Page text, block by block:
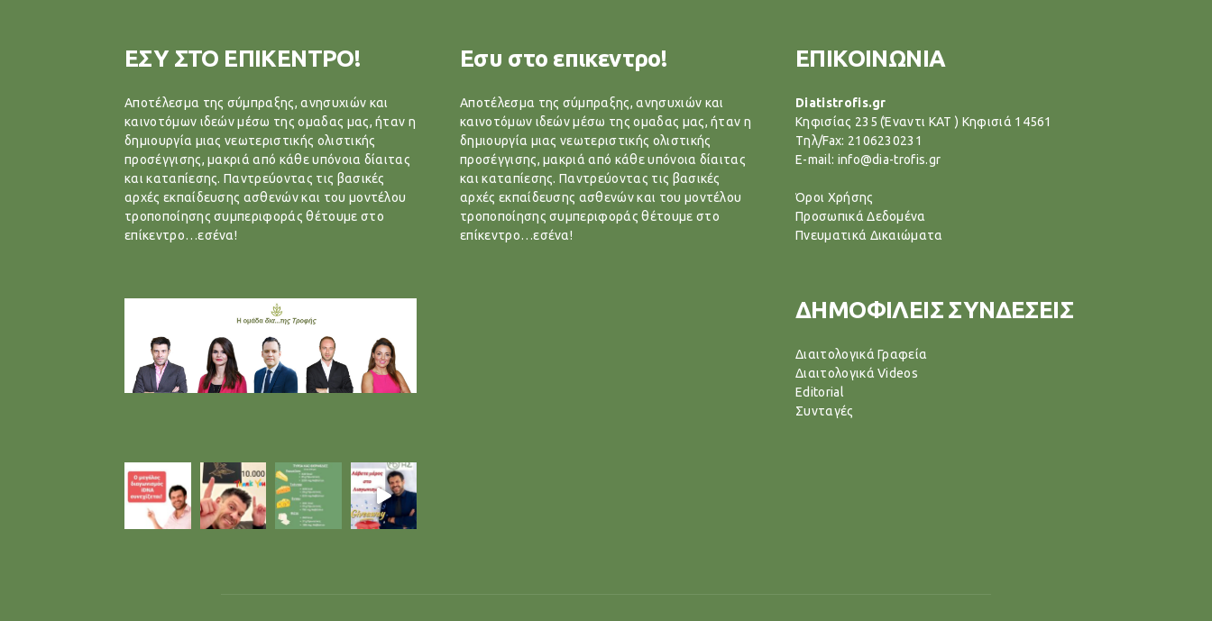
ΕΣΥ ΣΤΟ ΕΠΙΚΕΝΤΡΟ!
Αποτέλεσμα της σύμπραξης, ανησυχιών και
καινοτόμων ιδεών μέσω της ομαδας μας, ήταν η
δημιουργία μιας νεωτεριστικής ολιστικής
προσέγγισης, μακριά από κάθε υπόνοια δίαιτας
και καταπίεσης. Παντρεύοντας τις βασικές
αρχές εκπαίδευσης ασθενών και του μοντέλου
τροποποίησης συμπεριφοράς θέτουμε στο
επίκεντρο…εσένα!
Εσυ στο επικεντρο!
Αποτέλεσμα της σύμπραξης, ανησυχιών και
καινοτόμων ιδεών μέσω της ομαδας μας, ήταν η
δημιουργία μιας νεωτεριστικής ολιστικής
προσέγγισης, μακριά από κάθε υπόνοια δίαιτας
και καταπίεσης. Παντρεύοντας τις βασικές
αρχές εκπαίδευσης ασθενών και του μοντέλου
τροποποίησης συμπεριφοράς θέτουμε στο
επίκεντρο…εσένα!
ΕΠΙΚΟΙΝΩΝΙΑ
Diatistrofis.gr
Κηφισίας 235 (Έναντι ΚΑΤ ) Κηφισιά 14561
Tηλ/Fax: 2106230231
E-mail: info@dia-trofis.gr
Όροι Χρήσης
Προσωπικά Δεδομένα
Πνευματικά Δικαιώματα
ΔΗΜΟΦΙΛΕΙΣ ΣΥΝΔΕΣΕΙΣ
Διαιτολογικά Γραφεία
Διαιτολογικά Videos
Editorial
Συνταγές